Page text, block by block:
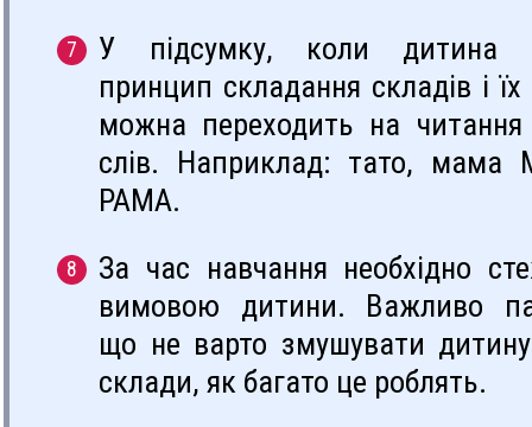
У підсумку, коли дитина
принцип складання складів і
можна переходить на читання
слів. Наприклад: тато, мама
РАМА.
За час навчання необхідно
вимовою дитини. Важливо
що не варто змушувати
склади, як багато це роблять.